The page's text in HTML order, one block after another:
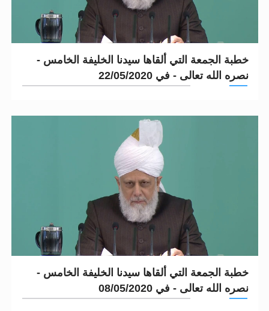
خطبة الجمعة التي ألقاها سيدنا الخليفة الخامس -
نصره الله تعالى - في 22/05/2020
خطبة الجمعة التي ألقاها سيدنا الخليفة الخامس -
نصره الله تعالى - في 08/05/2020